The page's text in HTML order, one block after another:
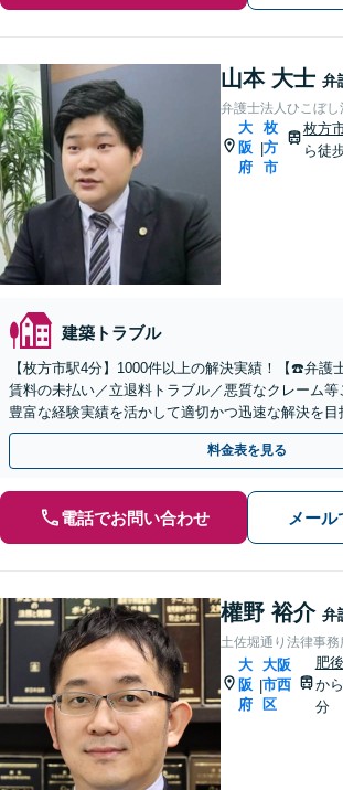
山本 大士 弁
弁護士法人ひこぼ
大
阪
府
|
枚
方
市
枚方
ら徒
建築トラブル
【枚方市駅4分】1000件以上の解決実績！【☎️弁護
賃料の未払い／立退料トラブル／悪質なクレーム等
豊富な経験実績を活かして適切かつ迅速な解決を
▶︎家賃の増額や立ち退き対応【土日・夜間対応】
料金表を見る
電話でお問い合わせ メー
權野 裕介 弁
土佐堀通り法律事務
大
阪
府
|
大阪
市西
区
肥
か
分